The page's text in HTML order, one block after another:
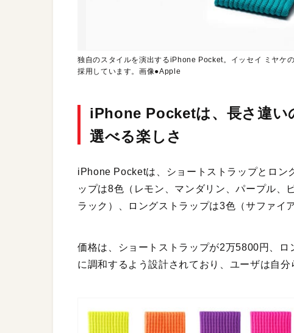
独自のスタイルを演出するiPhone Pocket。イッセイ ミヤケ
採用しています。画像●Apple
iPhone Pocketは、長さ違い
選べる楽しさ
iPhone Pocketは、ショートストラップとロン
ップは8色（レモン、マンダリン、パープル、
ラック）、ロングストラップは3色（サファイ
価格は、ショートストラップが2万5800円、
に調和するよう設計されており、ユーザは自分